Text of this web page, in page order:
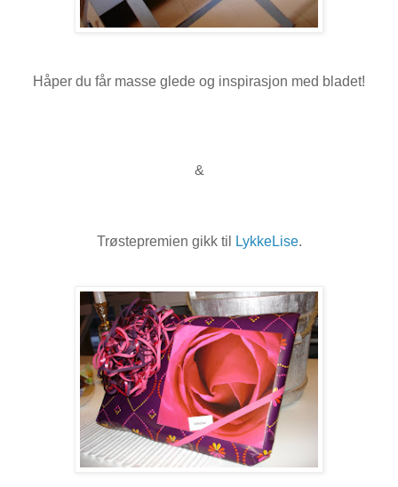
Håper du får masse glede og inspirasjon med bladet!
&
Trøstepremien gikk til LykkeLise.